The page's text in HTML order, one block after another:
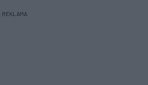
REKLAMA